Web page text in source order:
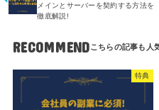
メインとサーバーを契約する方法を
徹底解説!
RECOMMEND
特典